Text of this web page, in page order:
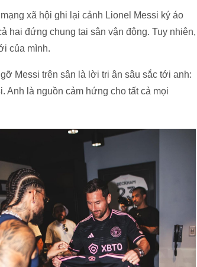
xã hội ghi lại cảnh Lionel Messi ký áo
hai đứng chung tại sân vận động. Tuy nhiên,
của mình.
Messi trên sân là lời tri ân sâu sắc tới anh:
Anh là nguồn cảm hứng cho tất cả mọi